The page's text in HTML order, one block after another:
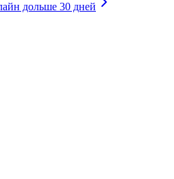
дольше 30 дней